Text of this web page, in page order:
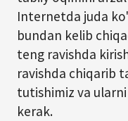
Internetda juda
bundan kelib
teng ravishda
ravishda chiqarib
tutishimiz va
kerak.